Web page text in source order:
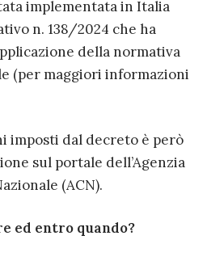
implementata in Italia
n. 138/2024 che ha
della normativa
(per maggiori informazioni
imposti dal decreto è però
sul portale dell’Agenzia
(ACN).
ed entro quando?